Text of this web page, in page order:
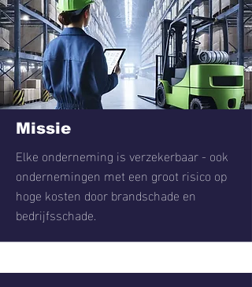
Missie
Elke onderneming is verzekerbaar - ook
ondernemingen met een groot risico op
hoge kosten door brandschade en
bedrijfsschade.